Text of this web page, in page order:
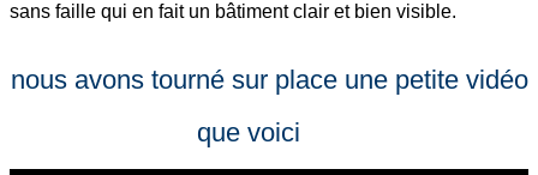
sans faille qui en fait un bâtiment clair et bien visible.
nous avons tourné sur place une petite vidéo
que voici